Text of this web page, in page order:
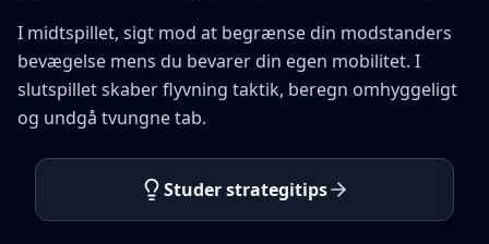
I midtspillet, sigt mod at begrænse din modstanders
bevægelse mens du bevarer din egen mobilitet. I
slutspillet skaber flyvning taktik, beregn omhyggeligt
og undgå tvungne tab.
Studer strategitips